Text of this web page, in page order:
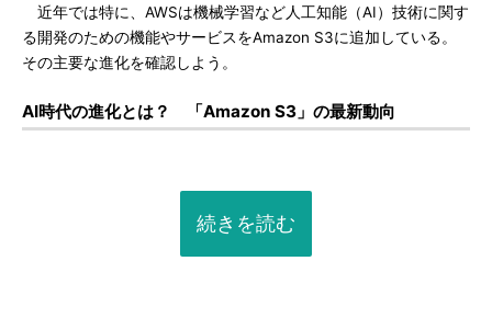
近年では特に、AWSは機械学習など人工知能（AI）技術に関す
る開発のための機能やサービスをAmazon S3に追加している。
その主要な進化を確認しよう。
AI時代の進化とは？ 「Amazon S3」の最新動向
続きを読む